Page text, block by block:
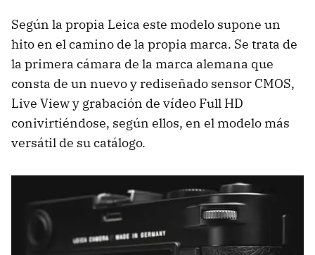
Según la propia Leica este modelo supone un
hito en el camino de la propia marca. Se trata de
la primera cámara de la marca alemana que
consta de un nuevo y rediseñado sensor CMOS,
Live View y grabación de vídeo Full HD
conivirtiéndose, según ellos, en el modelo más
versátil de su catálogo.